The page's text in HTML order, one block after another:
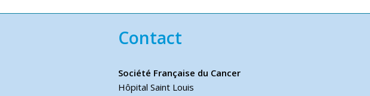
Contact
Société Française du Cancer
Hôpital Saint Louis